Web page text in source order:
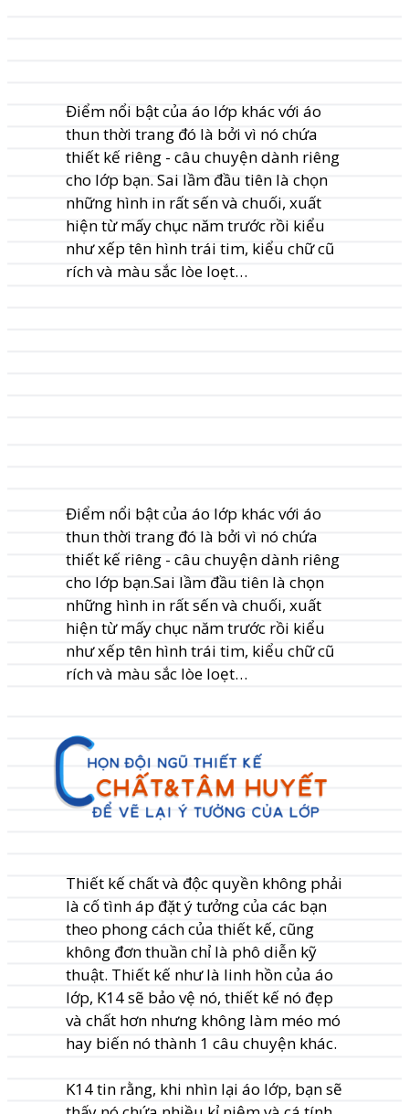
Điểm nổi bật của áo lớp khác với áo
thun thời trang đó là bởi vì nó chứa
thiết kế riêng - câu chuyện dành riêng
cho lớp bạn. Sai lầm đầu tiên là chọn
những hình in rất sến và chuối, xuất
hiện từ mấy chục năm trước rồi kiểu
như xếp tên hình trái tim, kiểu chữ cũ
rích và màu sắc lòe loẹt…
Điểm nổi bật của áo lớp khác với áo
thun thời trang đó là bởi vì nó chứa
thiết kế riêng - câu chuyện dành riêng
cho lớp bạn.Sai lầm đầu tiên là chọn
những hình in rất sến và chuối, xuất
hiện từ mấy chục năm trước rồi kiểu
như xếp tên hình trái tim, kiểu chữ cũ
rích và màu sắc lòe loẹt…
Thiết kế chất và độc quyềnkhông phải
là cố tình áp đặt ý tưởng của các bạn
theo phong cách của thiết kế, cũng
không đơn thuần chỉ là phô diễn kỹ
thuật. Thiết kế như là linh hồn của áo
lớp, K14 sẽ bảo vệ nó, thiết kế nó đẹp
và chất hơn nhưng không làm méo mó
hay biến nó thành 1 câu chuyện khác.
K14 tin rằng, khi nhìn lại áo lớp, bạn sẽ